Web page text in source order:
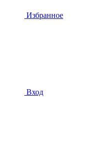
Избранное
Вход